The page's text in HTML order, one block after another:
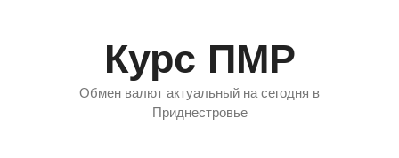
Курс ПМР
Обмен валют актуальный на сегодня в
Приднестровье